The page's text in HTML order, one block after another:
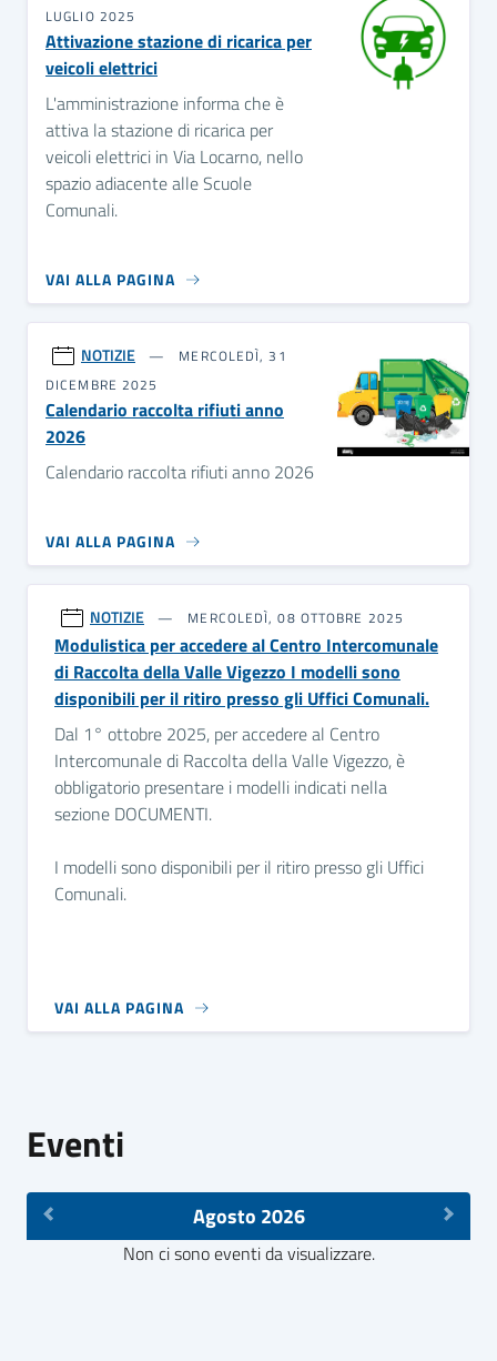
LUGLIO 2025
Attivazione stazione di ricarica per
veicoli elettrici
L'amministrazione informa che è
attiva la stazione di ricarica per
veicoli elettrici in Via Locarno, nello
spazio adiacente alle Scuole
Comunali.
VAI ALLA PAGINA
NOTIZIE
MERCOLEDÌ, 31
DICEMBRE 2025
Calendario raccolta rifiuti anno
2026
Calendario raccolta rifiuti anno 2026
VAI ALLA PAGINA
NOTIZIE MERCOLEDÌ, 08 OTTOBRE 2025
Modulistica per accedere al Centro Intercomunale
di Raccolta della Valle Vigezzo I modelli sono
disponibili per il ritiro presso gli Uffici Comunali.
Dal 1° ottobre 2025, per accedere al Centro
Intercomunale di Raccolta della Valle Vigezzo, è
obbligatorio presentare i modelli indicati nella
sezione DOCUMENTI.
I modelli sono disponibili per il ritiro presso gli Uffici
Comunali.
VAI ALLA PAGINA
Eventi
Agosto 2026
Non ci sono eventi da visualizzare.